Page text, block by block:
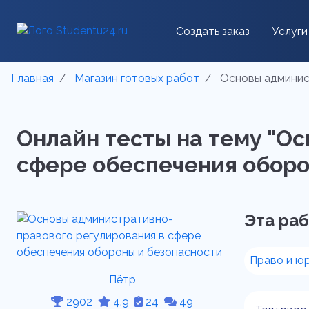
Создать заказ Услуги
Главная Магазин готовых работ Основы
Онлайн тесты на тему
сфере обеспечения
Пётр
2902
4.9 24 49
Эта
Право и